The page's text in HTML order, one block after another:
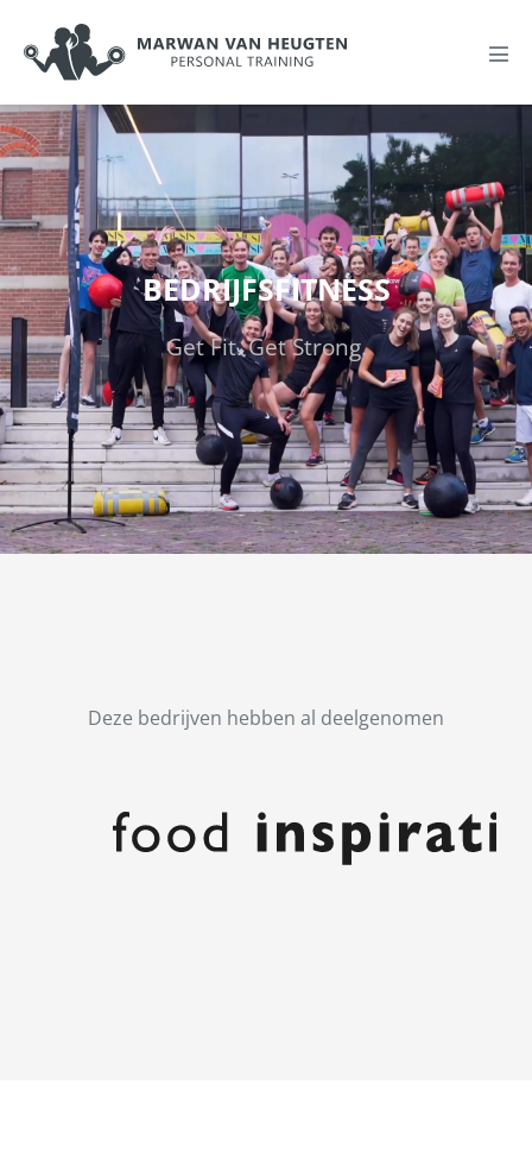
BEDRIJFSFITNESS
Get Fit. Get Strong.
Deze bedrijven hebben al deelgenomen